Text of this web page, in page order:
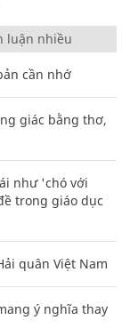
luận nhiều
cần nhớ
giác bằng thơ,
như 'chó với
trong giáo dục
quân Việt Nam
ý nghĩa thay